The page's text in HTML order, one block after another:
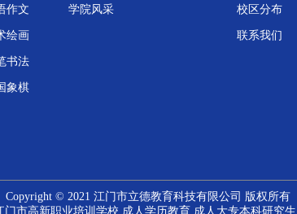
作文
绘画
书法
象棋
学院风采
校区分布
联系我们
Copyright © 2021 江门市立德教育科技有限公司 版权所有
门市高新职业培训学校 成人学历教育 成人大专本科研究生